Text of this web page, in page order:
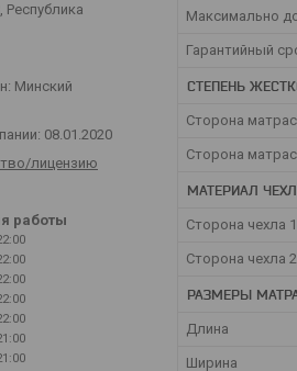
Максимально
Гарантийный
СТЕПЕНЬ
Сторона
Сторона
МАТЕРИАЛ
Сторона чехла 1
Сторона чехла 2
РАЗМЕРЫ
Длина
Ширина
Республика
Минский
08.01.2020
лицензию
работы